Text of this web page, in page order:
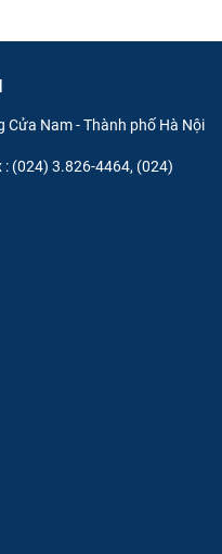
Cửa Nam - Thành phố Hà Nội
(024) 3.826-4464, (024)